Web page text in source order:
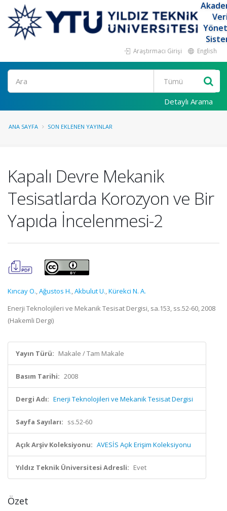
Araştırmacı Girişi English
Ara
Detaylı Arama
ANA SAYFA SON EKLENEN YAYINLAR
Kapalı Devre Mekanik
Tesisatlarda Korozyon ve Bir
Yapıda İncelenmesi-2
Kıncay O.,Ağustos H.,Akbulut U.,Kürekci N. A.
Enerji Teknolojileri ve Mekanik Tesisat Dergisi, sa.153, ss.52-60, 2008
(Hakemli Dergi)
Yayın Türü: Makale / Tam Makale
Basım Tarihi: 2008
Dergi Adı: Enerji Teknolojileri ve Mekanik Tesisat Dergisi
Sayfa Sayıları: ss.52-60
Açık Arşiv Koleksiyonu: AVESİS Açık Erişim Koleksiyonu
Yıldız Teknik Üniversitesi Adresli: Evet
Özet